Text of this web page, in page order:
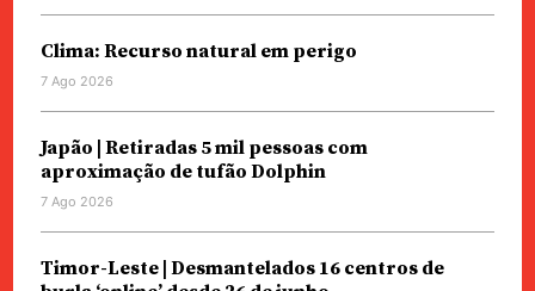
Clima: Recurso natural em perigo
7 Ago 2026
Japão | Retiradas 5 mil pessoas com
aproximação de tufão Dolphin
7 Ago 2026
Timor-Leste | Desmantelados 16 centros de